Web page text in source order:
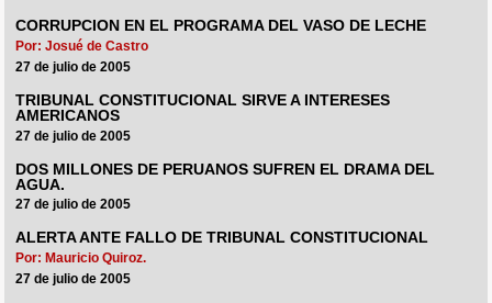
CORRUPCION EN EL PROGRAMA DEL VASO DE LECHE
Por: Josué de Castro
27 de julio de 2005
TRIBUNAL CONSTITUCIONAL SIRVE A INTERESES
AMERICANOS
27 de julio de 2005
DOS MILLONES DE PERUANOS SUFREN EL DRAMA DEL
AGUA.
27 de julio de 2005
ALERTA ANTE FALLO DE TRIBUNAL CONSTITUCIONAL
Por: Mauricio Quiroz.
27 de julio de 2005